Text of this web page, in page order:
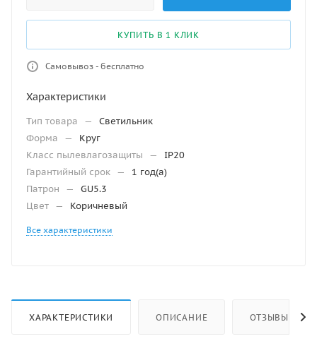
КУПИТЬ В 1 КЛИК
Самовывоз - бесплатно
Характеристики
Тип товара —
Светильник
Форма
—
Круг
Класс пылевлагозащиты
—
IP20
Гарантийный срок —
1 год(а)
Патрон
—
GU5.3
Цвет — Коричневый
Все характеристики
ХАРАКТЕРИСТИКИ ОПИСАНИЕ ОТЗЫВЫ